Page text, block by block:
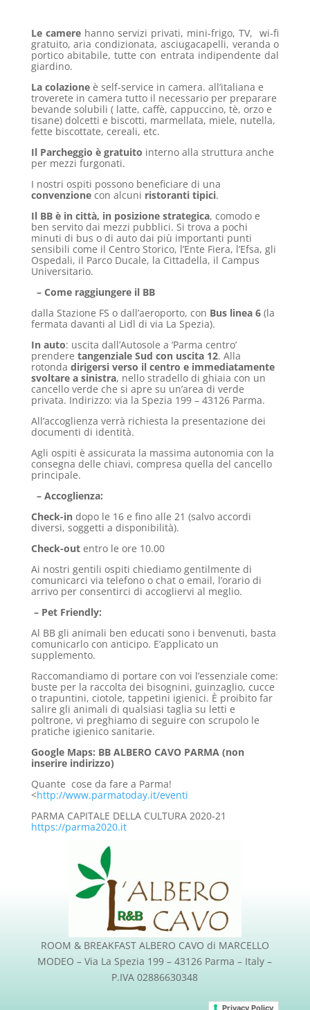
Le camerehanno servizi privati, mini-frigo, TV, wi-fi
gratuito, aria condizionata, asciugacapelli, veranda o
portico abitabile, tutte con entrata indipendente dal
giardino.
La colazioneè self-service in camera. all’italiana e
troverete in camera tutto il necessario per preparare
bevande solubili ( latte, caffè, cappuccino, tè, orzo e
tisane) dolcetti e biscotti, marmellata, miele, nutella,
fette biscottate, cereali, etc.
Il Parcheggio è gratuito interno alla struttura anche
per mezzi furgonati.
I nostri ospiti possono beneficiare di una
convenzionecon alcuni ristoranti tipici.
Il BB è in città, in posizione strategica, comodo e
ben servito dai mezzi pubblici. Si trova a pochi
minuti di bus o di auto dai più importanti punti
sensibili come il Centro Storico, l’Ente Fiera, l’Efsa, gli
Ospedali, il Parco Ducale, la Cittadella, il Campus
Universitario.
– Come raggiungere il BB
dalla Stazione FS o dall’aeroporto, con Bus linea 6(la
fermata davanti al Lidl di via La Spezia).
In auto: uscita dall’Autosole a ‘Parma centro’
prendere tangenziale Sud con uscita 12. Alla
rotonda dirigersi verso il centro e immediatamente
svoltare a sinistra, nello stradello di ghiaia con un
cancello verde che si apre su un’area di verde
privata. Indirizzo: via la Spezia 199 – 43126 Parma.
All’accoglienza verrà richiesta la presentazione dei
documenti di identità.
Agli ospiti è assicurata la massima autonomia con la
consegna delle chiavi, compresa quella del cancello
principale.
– Accoglienza:
Check-indopo le 16 e fino alle 21 (salvo accordi
diversi, soggetti a disponibilità).
Check-outentro le ore 10.00
Ai nostri gentili ospiti chiediamo gentilmente di
comunicarci via telefono o chat o email, l’orario di
arrivo per consentirci di accogliervi al meglio.
– Pet Friendly:
Al BB gli animali ben educati sono i benvenuti, basta
comunicarlo con anticipo. E’applicato un
supplemento.
Raccomandiamo di portare con voi l’essenziale come:
buste per la raccolta dei bisognini, guinzaglio, cucce
o trapuntini, ciotole, tappetini igienici. È proibito far
salire gli animali di qualsiasi taglia su letti e
poltrone, vi preghiamo di seguire con scrupolo le
pratiche igienico sanitarie.
Google Maps: BB ALBERO CAVO PARMA (non
inserire indirizzo)
Quante cose da fare a Parma!
<http://www.parmatoday.it/eventi
PARMA CAPITALE DELLA CULTURA 2020-21
https://parma2020.it
ROOM & BREAKFAST ALBERO CAVO di MARCELLO
MODEO – Via La Spezia 199 – 43126 Parma – Italy –
P.IVA 02886630348
Privacy Policy